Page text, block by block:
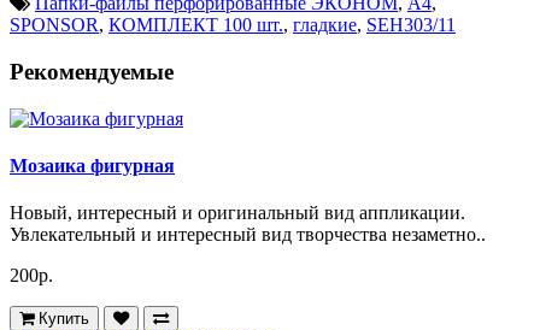
SPONSOR, КОМПЛЕКТ 100 шт., гладкие, SEH303/11
Рекомендуемые
Мозаика фигурная
Новый, интересный и оригинальный вид аппликации.
Увлекательный и интересный вид творчества незаметно..
200р.
Купить